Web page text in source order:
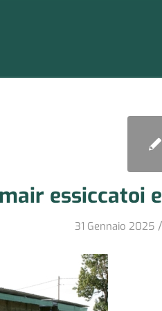
essiccatoi
31 Gennaio 2025 /